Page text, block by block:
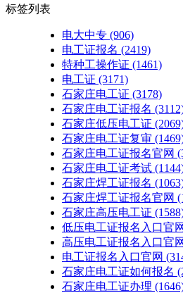
标签列表
电大中专 (906)
电工证报名 (2419)
特种工操作证 (1461)
电工证 (3171)
石家庄电工证 (3178)
石家庄电工证报名
石家庄低压电工证
石家庄电工证复审
石家庄电工证报名官网
石家庄电工证考试
石家庄焊工证报名
石家庄焊工证报名官网
石家庄高压电工证
低压电工证报名入口官网
高压电工证报名入口官网
电工证报名入口官网
石家庄电工证如何报名
石家庄电工证办理